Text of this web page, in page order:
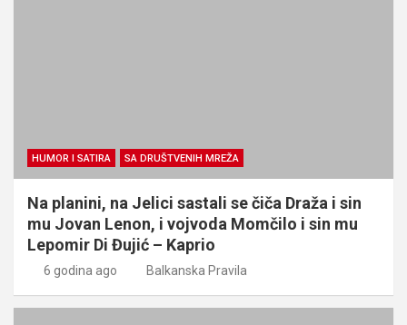
HUMOR I SATIRA SA DRUŠTVENIH MREŽA
Na planini, na Jelici sastali se čiča Draža i sin
mu Jovan Lenon, i vojvoda Momčilo i sin mu
Lepomir Di Đujić – Kaprio
6 godina ago Balkanska Pravila